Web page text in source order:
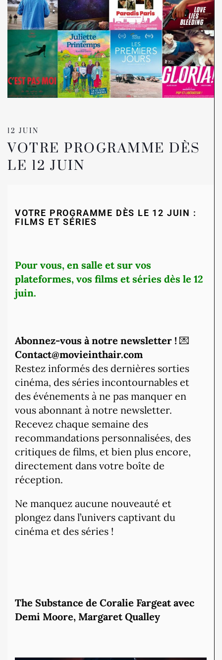
12 JUIN
VOTRE PROGRAMME DÈS
LE 12 JUIN
VOTRE PROGRAMME DÈS LE 12 JUIN :
FILMS ET SÉRIES
Pour vous, en salle et sur vos
plateformes, vos films et séries dès le 12
juin.
Abonnez-vous à notre newsletter ! 💌
Contact@movieinthair.com
Restez informés des dernières sorties
cinéma, des séries incontournables et
des événements à ne pas manquer en
vous abonnant à notre newsletter.
Recevez chaque semaine des
recommandations personnalisées, des
critiques de films, et bien plus encore,
directement dans votre boîte de
réception.
Ne manquez aucune nouveauté et
plongez dans l’univers captivant du
cinéma et des séries !
The Substance de Coralie Fargeat avec
Demi Moore, Margaret Qualley